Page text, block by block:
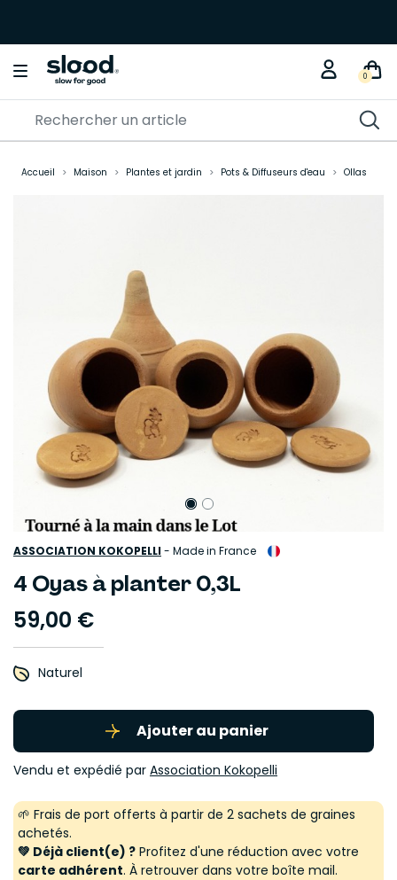
0
Accueil Maison Plantes et jardin Pots & Diffuseurs d'eau Ollas
ASSOCIATION KOKOPELLI- Made in France
4 Oyas à planter 0,3L
59,00 €
Naturel
Ajouter au panier
Vendu et expédié par Association Kokopelli
🌱 Frais de port offerts à partir de 2 sachets de graines
achetés.
💚 Déjà client(e) ? Profitez d'une réduction avec votre
carte adhérent. À retrouver dans votre boîte mail.